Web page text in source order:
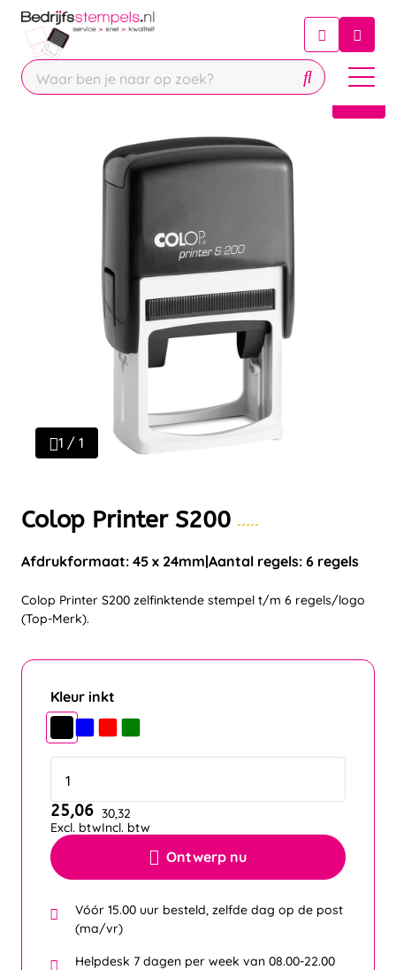
Chatbot
Chat 24/7 met onze chatbot voor
Contact
1 / 1
Colop Printer S200
Afdrukformaat: 45 x 24mm Aantal regels: 6 regels
Colop Printer S200 zelfinktende stempel t/m 6 regels/logo
(Top-Merk).
Kleur inkt
Ontwerp nu
25,06
Excl. btw
30,32
Incl. btw
Vóór 15.00 uur besteld, zelfde dag op de post
(ma/vr)
Helpdesk 7 dagen per week van 08.00-22.00